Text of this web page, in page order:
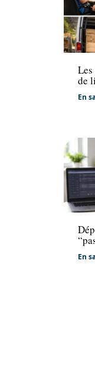
de
En
En